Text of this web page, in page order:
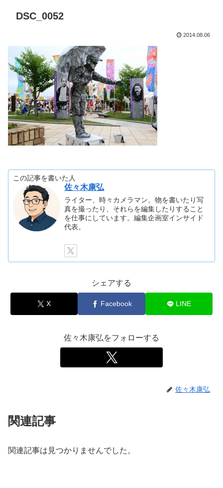
DSC_0052
2014.08.06
この記事を書いた人
佐々木康弘
ライター、時々カメラマン。物を書いたり写
真を撮ったり、それらを編集したりすること
を仕事にしています。編集企画室インサイド
代表。
シェアする
X Facebook LINE
佐々木康弘をフォローする
佐々木康弘
関連記事
関連記事は見つかりませんでした。